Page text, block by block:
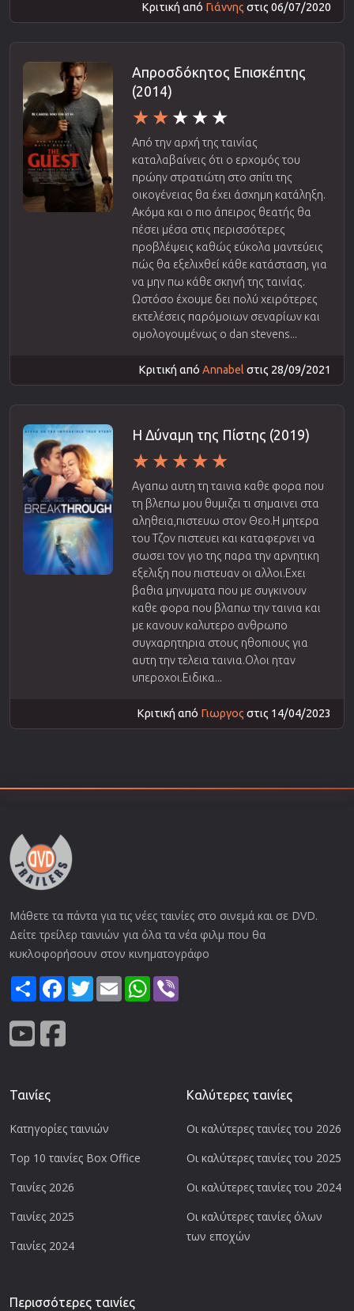
Κριτική από Γιάννης στις 06/07/2020
Απροσδόκητος Επισκέπτης
(2014)
Από την αρχή της ταινίας
καταλαβαίνεις ότι ο ερχομός του
πρώην στρατιώτη στο σπίτι της
οικογένειας θα έχει άσχημη κατάληξη.
Ακόμα και ο πιο άπειρος θεατής θα
πέσει μέσα στις περισσότερες
προβλέψεις καθώς εύκολα μαντεύεις
πώς θα εξελιχθεί κάθε κατάσταση, για
να μην πω κάθε σκηνή της ταινίας.
Ωστόσο έχουμε δει πολύ χειρότερες
εκτελέσεις παρόμοιων σεναρίων και
ομολογουμένως ο dan stevens...
Κριτική από Annabelστις 28/09/2021
Η Δύναμη της Πίστης (2019)
Αγαπω αυτη τη ταινια καθε φορα που
τη βλεπω μου θυμιζει τι σημαινει στα
αληθεια,πιστευω στον Θεο.Η μητερα
του Τζον πιστευει και καταφερνει να
σωσει τον γιο της παρα την αρνητικη
εξελιξη που πιστευαν οι αλλοι.Εχει
βαθια μηνυματα που με συγκινουν
καθε φορα που βλαπω την ταινια και
με κανουν καλυτερο ανθρωπο
συγχαρητηρια στους ηθοπιους για
αυτη την τελεια ταινια.Ολοι ηταν
υπεροχοι.Ειδικα...
Κριτική από Γιωργος στις 14/04/2023
Μάθετε τα πάντα για τις νέες ταινίες στο σινεμά και σε DVD.
Δείτε τρείλερ ταινιών για όλα τα νέα φιλμ που θα
κυκλοφορήσουν στον κινηματογράφο
ShareFacebook
TwitterEmail WhatsApp
Ταινίες
Κατηγορίες ταινιών
Top 10 ταινίες Box Office
Ταινίες 2026
Ταινίες 2025
Ταινίες 2024
Καλύτερες ταινίες
Οι καλύτερες ταινίες του 2026
Οι καλύτερες ταινίες του 2025
Οι καλύτερες ταινίες του 2024
Οι καλύτερες ταινίες όλων
των εποχών
Περισσότερες ταινίες